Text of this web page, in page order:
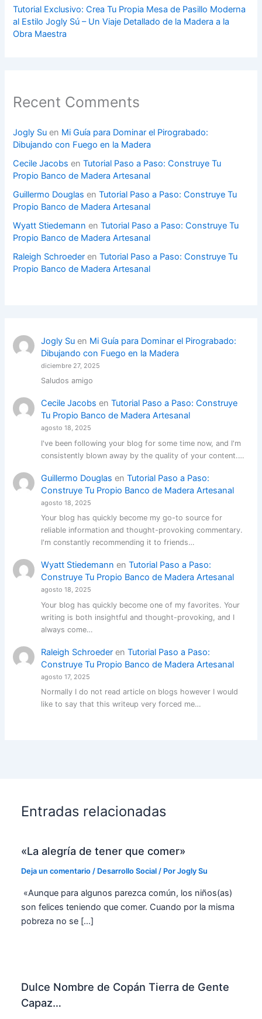
Tutorial Exclusivo: Crea Tu Propia Mesa de Pasillo Moderna
al Estilo Jogly Sú – Un Viaje Detallado de la Madera a la
Obra Maestra
Recent Comments
Jogly Su en Mi Guía para Dominar el Pirograbado:
Dibujando con Fuego en la Madera
Cecile Jacobs enTutorial Paso a Paso: Construye Tu
Propio Banco de Madera Artesanal
Guillermo Douglas enTutorial Paso a Paso: Construye Tu
Propio Banco de Madera Artesanal
Wyatt Stiedemann enTutorial Paso a Paso: Construye Tu
Propio Banco de Madera Artesanal
Raleigh Schroeder enTutorial Paso a Paso: Construye Tu
Propio Banco de Madera Artesanal
Jogly Suen Mi Guía para Dominar el Pirograbado:
Dibujando con Fuego en la Madera
diciembre 27, 2025
Saludos amigo
Cecile Jacobs en Tutorial Paso a Paso: Construye
Tu Propio Banco de Madera Artesanal
agosto 18, 2025
I've been following your blog for some time now, and I'm
consistently blown away by the quality of your content.…
Guillermo Douglas en Tutorial Paso a Paso:
Construye Tu Propio Banco de Madera Artesanal
agosto 18, 2025
Your blog has quickly become my go-to source for
reliable information and thought-provoking commentary.
I'm constantly recommending it to friends…
Wyatt Stiedemann en Tutorial Paso a Paso:
Construye Tu Propio Banco de Madera Artesanal
agosto 18, 2025
Your blog has quickly become one of my favorites. Your
writing is both insightful and thought-provoking, and I
always come…
Raleigh Schroederen Tutorial Paso a Paso:
Construye Tu Propio Banco de Madera Artesanal
agosto 17, 2025
Normally I do not read article on blogs however I would
like to say that this writeup very forced me…
Entradas relacionadas
«La alegría de tener que comer»
Deja un comentario / Desarrollo Social / PorJogly Su
«Aunque para algunos parezca común, los niños(as)
son felices teniendo que comer. Cuando por la misma
pobreza no se […]
Dulce Nombre de Copán Tierra de Gente
Capaz…